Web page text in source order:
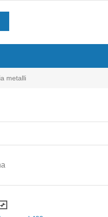
metalli
compare_arrows